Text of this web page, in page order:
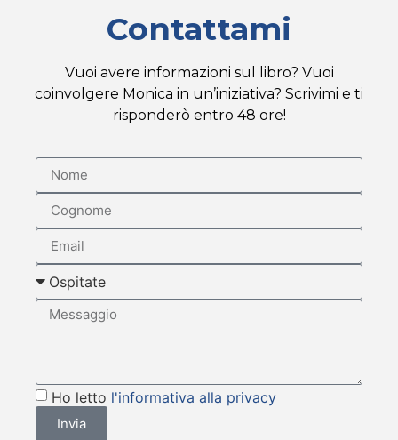
Contattami
Vuoi avere informazioni sul libro? Vuoi
coinvolgere Monica in un’iniziativa? Scrivimi e ti
risponderò entro 48 ore!
Ho letto l'informativa alla privacy
Invia